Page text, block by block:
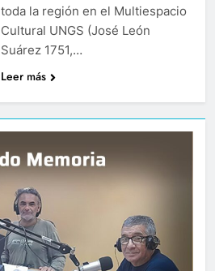
toda la región en el Multiespacio
Cultural UNGS (José León
Suárez 1751,…
Leer más